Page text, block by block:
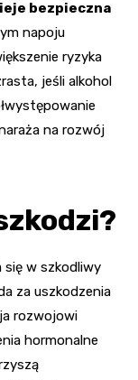
bezpieczna
napoju
ryzyka
jeśli alkohol
na rozwój
się w szkodliwy
za uszkodzenia
rozwojowi
hormonalne